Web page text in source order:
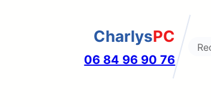
CharlysPC
06 84 96 90 76